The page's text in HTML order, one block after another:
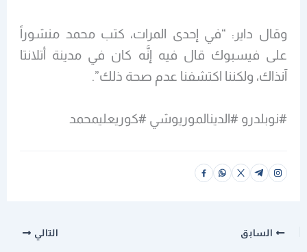
وقال داير: “في إحدى المرات، كتب محمد منشوراً
على فيسبوك قال فيه إنَّه كان في مدينة أتلانتا
آنذاك، ولكننا اكتشفنا عدم صحة ذلك”.
#نوبلدرو #الدينالموريوشي #كوريعليمحمد
السابق التالي